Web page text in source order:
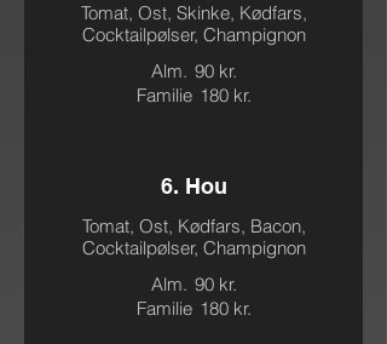
Tomat, Ost, Skinke, Kødfars,
Cocktailpølser, Champignon
Alm. 90 kr.
Familie 180 kr.
6. Hou
Tomat, Ost, Kødfars, Bacon,
Cocktailpølser, Champignon
Alm. 90 kr.
Familie 180 kr.